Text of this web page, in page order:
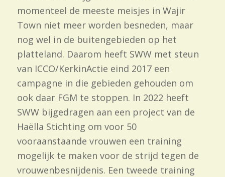
momenteel de meeste meisjes in Wajir
Town niet meer worden besneden, maar
nog wel in de buitengebieden op het
platteland. Daarom heeft SWW met steun
van ICCO/KerkinActie eind 2017 een
campagne in die gebieden gehouden om
ook daar FGM te stoppen. In 2022 heeft
SWW bijgedragen aan een project van de
Haëlla Stichting om voor 50
vooraanstaande vrouwen een training
mogelijk te maken voor de strijd tegen de
vrouwenbesnijdenis. Een tweede training